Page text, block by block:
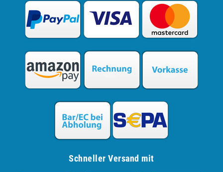
Schneller Versand mit